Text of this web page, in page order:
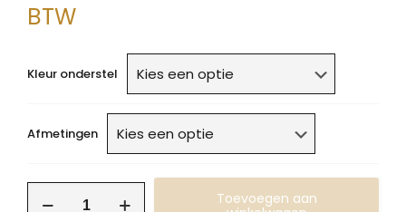
€620,00
BTW
Kleur onderstel
Afmetingen
aantal
Toevoegen aan